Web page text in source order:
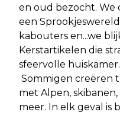
en oud bezocht. We
een
kabouters en...we
Kerstartikelen die
sfeervolle
Sommigen creëren
met Alpen,
meer. In elk geval is